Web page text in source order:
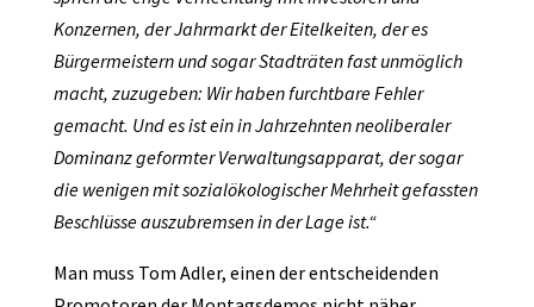
Konzernen, der Jahrmarkt der Eitelkeiten, der es
Bürgermeistern und sogar Stadträten fast unmöglich
macht, zuzugeben: Wir haben furchtbare Fehler
gemacht. Und es ist ein in Jahrzehnten neoliberaler
Dominanz geformter Verwaltungsapparat, der sogar
die wenigen mit sozialökologischer Mehrheit gefassten
Beschlüsse auszubremsen in der Lage ist.“
Man muss Tom Adler, einen der entscheidenden